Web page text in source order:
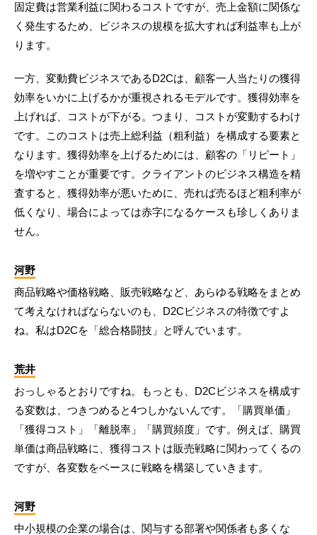
固定費は営業利益に関わるコストですが、売上金額に関係な
く発生するため、ビジネスの規模を拡大すれば利益率も上が
ります。
一方、変動費ビジネスであるD2Cは、顧客一人当たりの獲得
効率をいかに上げるかが重視されるモデルです。獲得効率を
上げれば、コストが下がる。つまり、コストが変動するわけ
です。このコストは売上総利益（粗利益）を構成する要素と
なります。獲得効率を上げるためには、顧客の「リピート」
を増やすことが重要です。クライアントのビジネス構造を精
査すると、獲得効率が悪いために、売れば売るほど粗利率が
低くなり、場合によっては赤字になるケースも珍しくありま
せん。
河野
商品戦略や価格戦略、販売戦略など、あらゆる戦略をまとめ
て考えなければならないのも、D2Cビジネスの特徴ですよ
ね。私はD2Cを「総合格闘技」と呼んでいます。
荒井
おっしゃるとおりですね。もっとも、D2Cビジネスを構成す
る変数は、つきつめると4つしかないんです。「購買単価」
「獲得コスト」「離脱率」「購買頻度」です。例えば、購買
単価は商品戦略に、獲得コストは販売戦略に関わってくるの
ですが、各変数をベースに戦略を構築していきます。
河野
中小規模の企業の場合は、関与する部署や関係者も多くな